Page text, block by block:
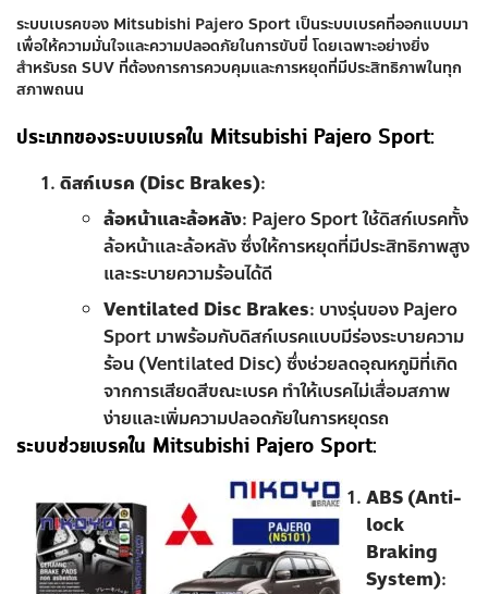
ระบบเบรคของ Mitsubishi Pajero Sport เป็นระบบเบรคที่ออกแบบมา
เพื่อให้ความมั่นใจและความปลอดภัยในการขับขี่ โดยเฉพาะอย่างยิ่ง
สำหรับรถ SUV ที่ต้องการการควบคุมและการหยุดที่มีประสิทธิภาพในทุก
สภาพถนน
ประเภทของระบบเบรคใน Mitsubishi Pajero Sport:
ดิสก์เบรค (Disc Brakes):
ล้อหน้าและล้อหลัง: Pajero Sport ใช้ดิสก์เบรคทั้ง
ล้อหน้าและล้อหลัง ซึ่งให้การหยุดที่มีประสิทธิภาพสูง
และระบายความร้อนได้ดี
Ventilated Disc Brakes: บางรุ่นของ Pajero
Sport มาพร้อมกับดิสก์เบรคแบบมีร่องระบายความ
ร้อน (Ventilated Disc) ซึ่งช่วยลดอุณหภูมิที่เกิด
จากการเสียดสีขณะเบรค ทำให้เบรคไม่เสื่อมสภาพ
ง่ายและเพิ่มความปลอดภัยในการหยุดรถ
ระบบช่วยเบรคใน Mitsubishi Pajero Sport:
ABS (Anti-
lock
Braking
System):